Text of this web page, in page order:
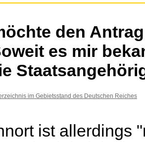
den
es mir
im Gebietsstand des Deutschen Reiches
ist allerdings